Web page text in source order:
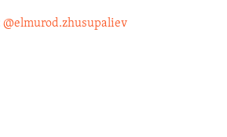
@elmurod.zhusupaliev